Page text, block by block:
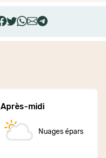
Après-midi
Nuages épars